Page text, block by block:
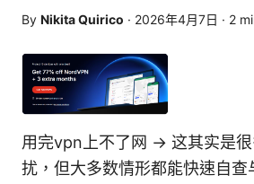
By Nikita Quirico · 2026年4月7日 · 2
用完vpn上不了网 → 这其实是很
扰，但大多数情形都能快速自查